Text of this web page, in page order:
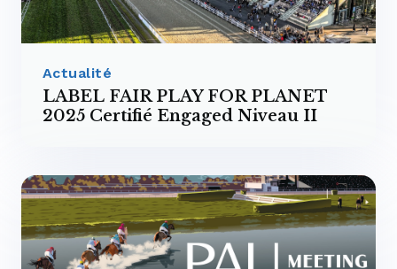
Actualité
LABEL FAIR PLAY FOR PLANET
2025 Certifié Engaged Niveau II